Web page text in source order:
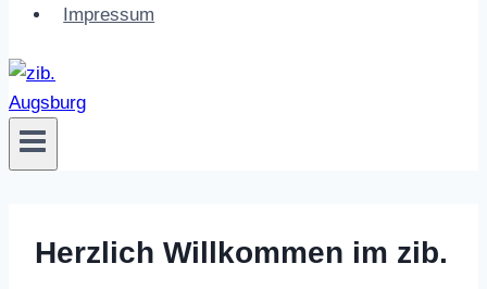
Impressum
Herzlich Willkommen im zib.